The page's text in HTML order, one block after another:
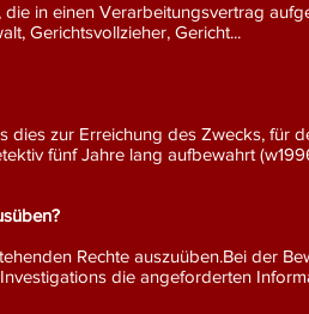
in einen Verarbeitungsvertrag
Gerichtsvollzieher, Gericht...
zur Erreichung des Zwecks, für
fünf Jahre lang aufbewahrt
Rechte auszuüben.Bei der
die angeforderten